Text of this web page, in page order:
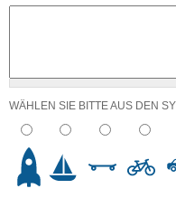
WÄHLEN SIE BITTE AUS DEN